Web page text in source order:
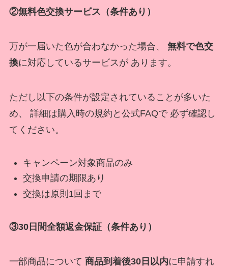
②無料色交換サービス（条件あり）
万が一届いた色が合わなかった場合、 無料で色交
換に対応しているサービスが あります。
ただし以下の条件が設定されていることが多いた
め、 詳細は購入時の規約と公式FAQで 必ず確認し
てください。
キャンペーン対象商品のみ
交換申請の期限あり
交換は原則1回まで
③30日間全額返金保証（条件あり）
一部商品について 商品到着後30日以内に申請すれ